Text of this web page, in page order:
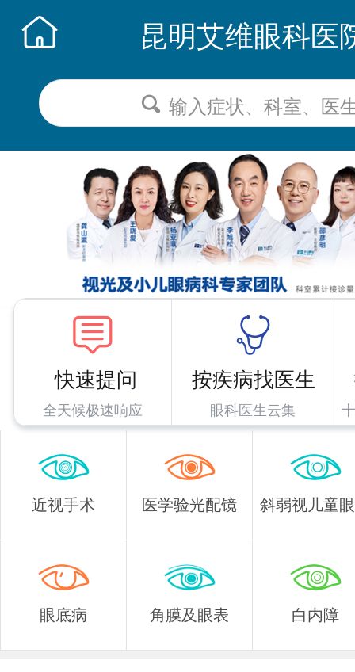
昆明艾维眼科医
输入症状、科室、医
快速提问
全天候极速响应
按疾病找医生
眼科医生云集
近视手术 医学验光配镜 斜弱视儿童
眼底病 角膜及眼表 白内障